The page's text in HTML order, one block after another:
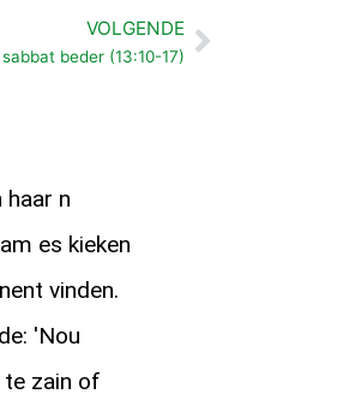
VOLGENDE
beder (13:10-17)Volgende
haar n
es kieken
vinden.
'Nou
te zain of